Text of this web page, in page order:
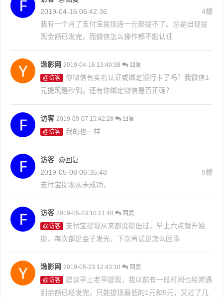
2019-04-16 06:42:36
4楼
我有一个月了支付宝提现连一元都提不了。总是出现提
现金额已发完，而微信怎么操作都不能认证
逸影网 2019-04-16 13:49:38
回复
@访客
你微信有实名认证或绑定银行卡了吗？我微信1
元提现是秒到。还有你绑定微信是否正确？
访客 2019-09-07 15:42:28
回复
@访客
我的也一样
访客 @回复
2019-05-08 06:35:48
5楼
支付宝提现从未成功，
访客 2019-05-23 10:21:48
回复
@访客
支付宝提现从来都没提出过，早上六点就开始
提，每次都是金子发光，下次再试是怎么回事
逸影网 2019-05-23 12:43:10
回复
@访客
建议早上老早提现，我以前有一段时间也经常遇
到余额已经发完，只能提现最低的1元和5元，又过了几